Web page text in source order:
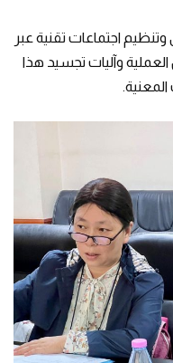
اجتماعات تقنية عبر
وآليات تجسيد هذا
المعنية.